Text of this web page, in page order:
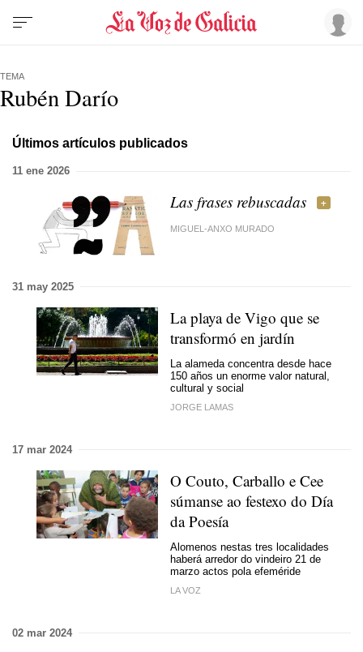
TEMA
Rubén Darío
Últimos artículos publicados
11 ene 2026
Las frases rebuscadas
MIGUEL-ANXO MURADO
31 may 2025
La playa de Vigo que se
transformó en jardín
La alameda concentra desde hace
150 años un enorme valor natural,
cultural y social
JORGE LAMAS
17 mar 2024
O Couto, Carballo e Cee
súmanse ao festexo do Día
da Poesía
Alomenos nestas tres localidades
haberá arredor do vindeiro 21 de
marzo actos pola efeméride
LA VOZ
02 mar 2024